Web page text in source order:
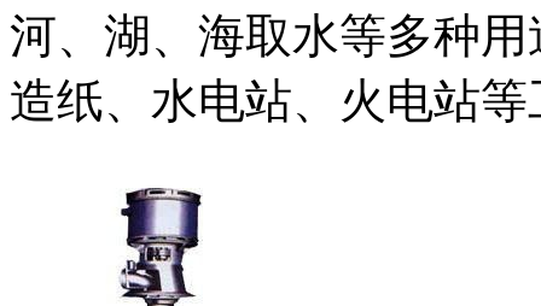
河、湖、海取水等多种
造纸、水电站、火电站